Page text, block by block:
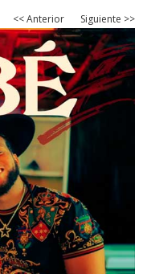
<< Anterior Siguiente >>